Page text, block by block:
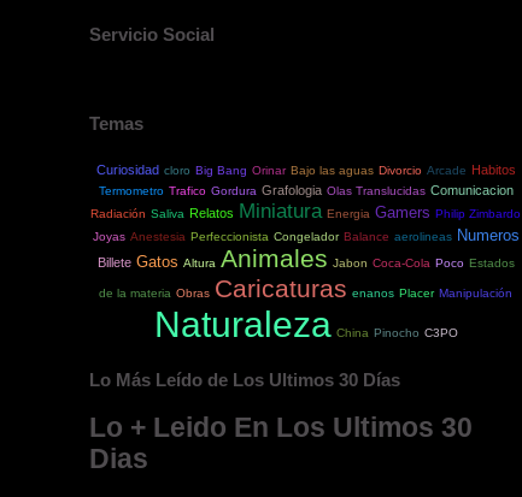
Servicio Social
Temas
Curiosidad cloro Big Bang Orinar Bajo las aguas Divorcio Arcade Habitos
Termometro Trafico Gordura Grafologia Olas Translucidas Comunicacion
Radiación Saliva Relatos Miniatura Energia Gamers Philip Zimbardo
Joyas Anestesia Perfeccionista Congelador Balance aerolineas Numeros
Billete Gatos Altura Animales Jabon Coca-Cola Poco Estados
de la materia Obras Caricaturas enanos Placer Manipulación
Naturaleza China Pinocho C3PO
Lo Más Leído de Los Ultimos 30 Días
Lo + Leido En Los Ultimos 30
Dias